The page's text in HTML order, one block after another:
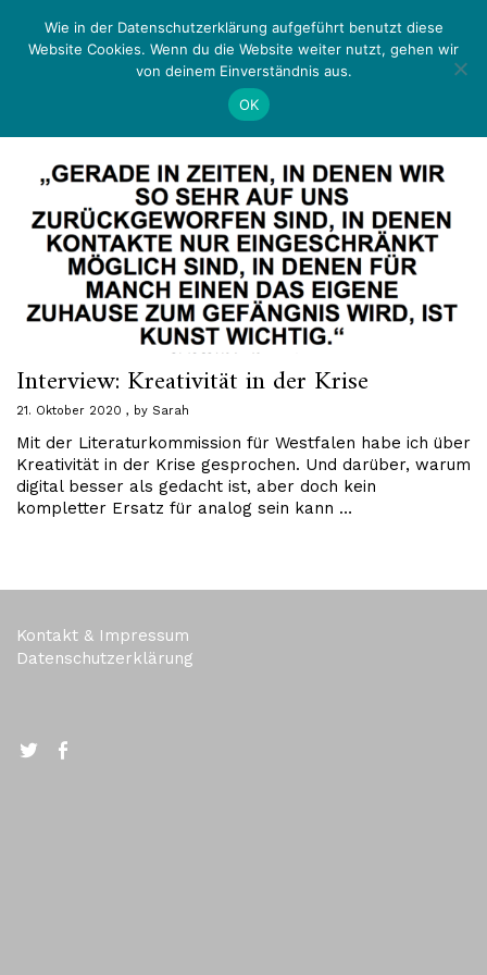
Zurück Menü
Interview: Kreativität in der Krise
21. Oktober 2020 by Sarah
Mit der Literaturkommission für Westfalen habe ich über
Kreativität in der Krise gesprochen. Und darüber, warum
digital besser als gedacht ist, aber doch kein
kompletter Ersatz für analog sein kann …
Kontakt & Impressum
Datenschutzerklärung
Wie in der Datenschutzerklärung aufgeführt benutzt diese
Website Cookies. Wenn du die Website weiter nutzt, gehen wir
von deinem Einverständnis aus.
OK